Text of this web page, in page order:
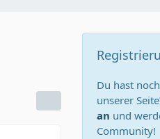
Du hast
unserer
an und
Community!